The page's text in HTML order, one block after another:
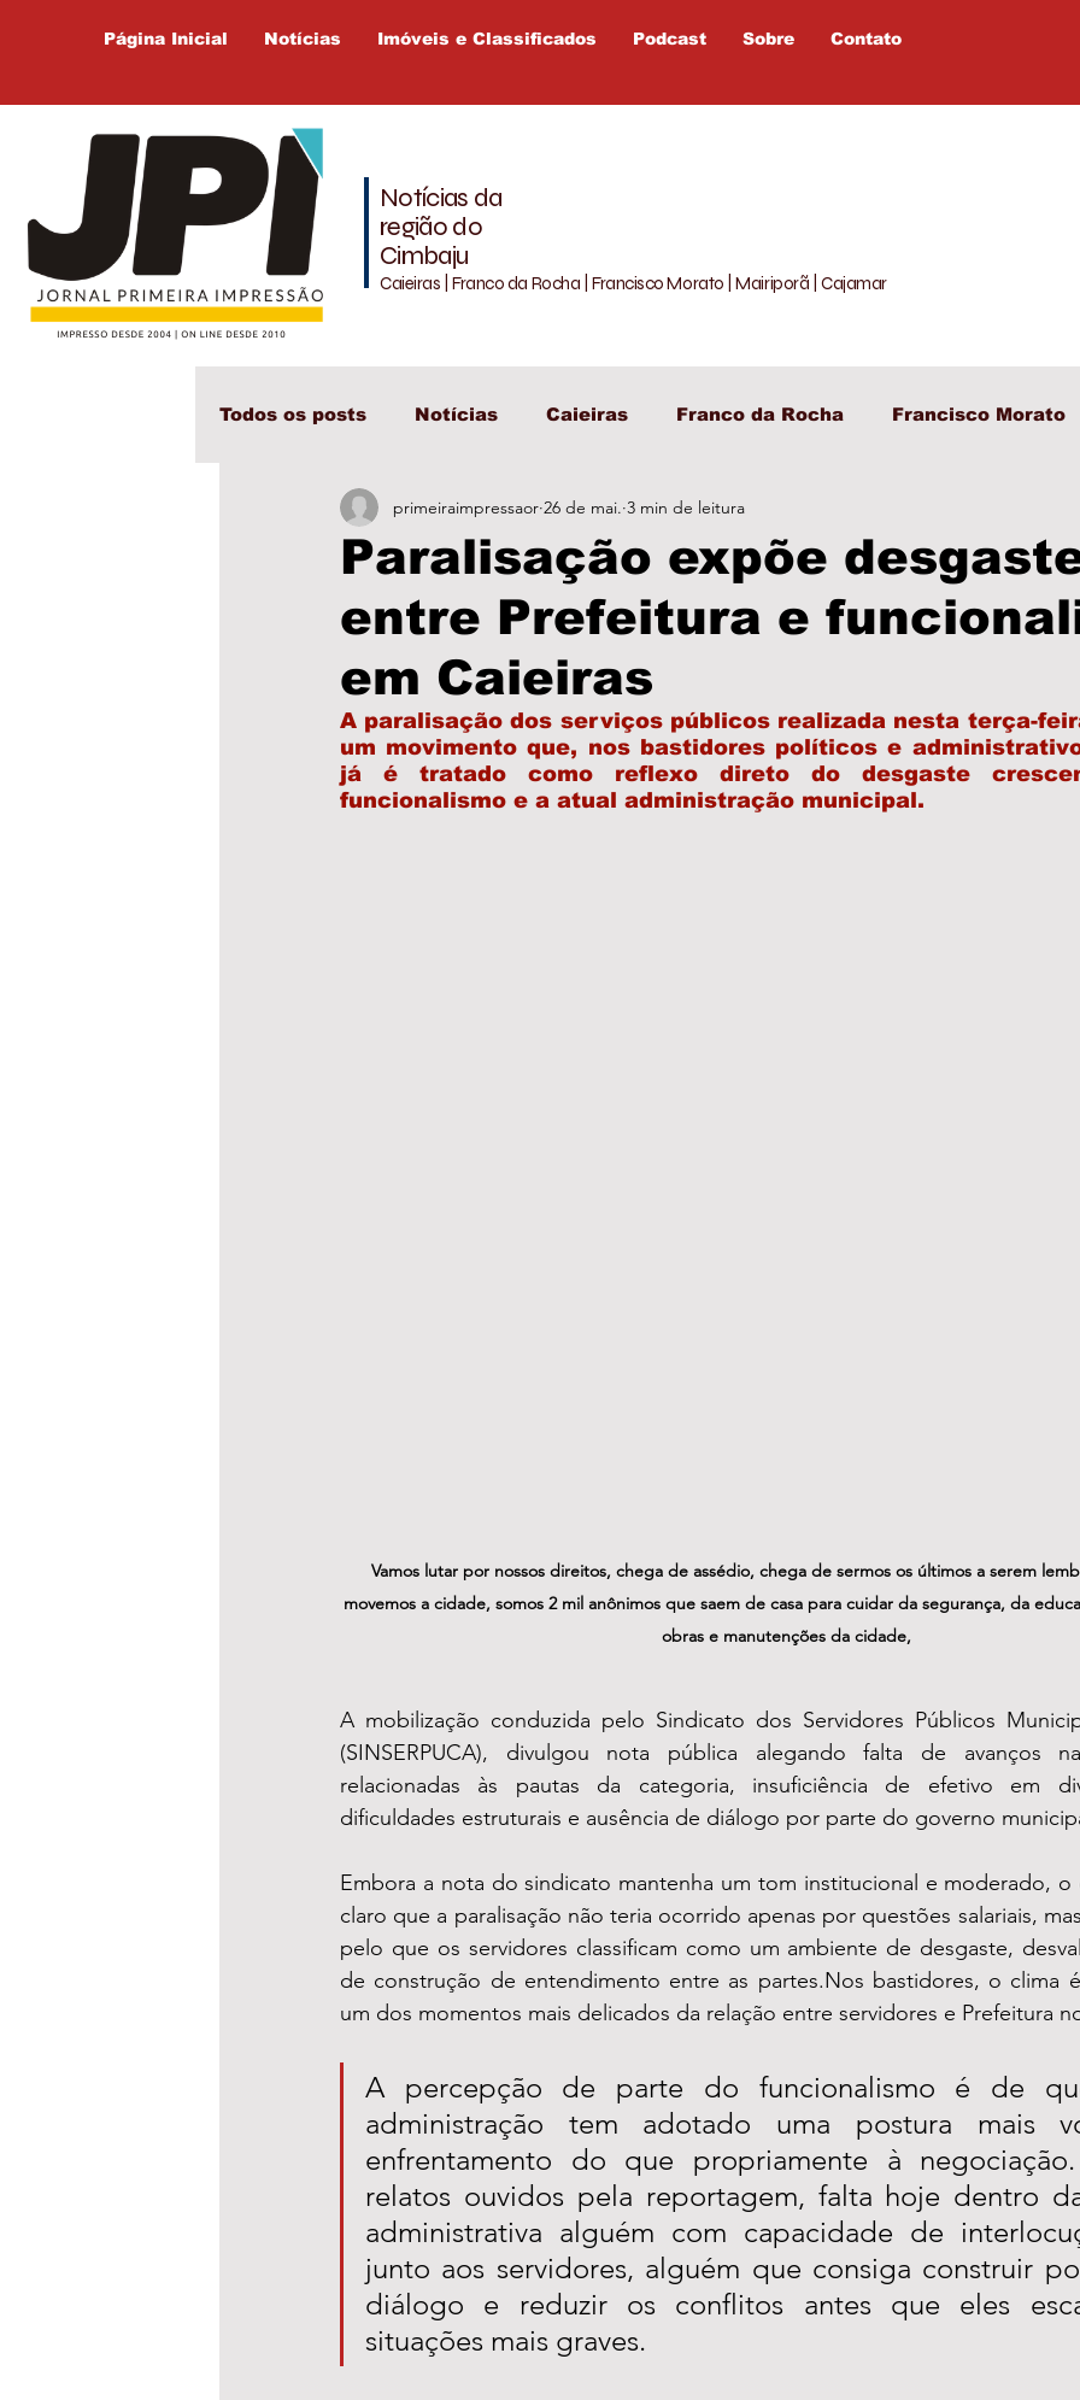
Página Inicial Notícias Imóveis e Classificados Podcast Sobre Contato
Notícias da
região do
Cimbaju
Caieiras | Franco da Rocha | Francisco Morato | Mairiporã | Cajamar
Todos os posts Notícias Caieiras Franco da Rocha Francisco Morato
Cajamar Cimbaju Legislativo Entretenimento
Educação Saúde Polícia PodCast Informe Publicitário
Obras Escolas Eleições Região
Paralisação expõe
entre Prefeitura e
em Caieiras
primeiraimpressaor 26 de mai. 3 min de leitura
A paralisação dos serviços públicos realizada nesta terça-
um movimento que, nos bastidores políticos e
já é tratado como reflexo direto do desgaste
funcionalismo e a atual administração municipal.
Vamos lutar por nossos direitos, chega de assédio, chega de sermos os últimos a serem
movemos a cidade, somos 2 mil anônimos que saem de casa para cuidar da segurança, da
obras e manutenções da cidade,
A mobilização conduzida pelo Sindicato dos Servidores Públicos
(SINSERPUCA), divulgou nota pública alegando falta de avanços
relacionadas às pautas da categoria, insuficiência de efetivo em
dificuldades estruturais e ausência de diálogo por parte do governo
Embora a nota do sindicato mantenha um tom institucional e moderado,
claro que a paralisação não teria ocorrido apenas por questões salariais,
pelo que os servidores classificam como um ambiente de desgaste,
de construção de entendimento entre as partes.Nos bastidores, o clima
um dos momentos mais delicados da relação entre servidores e Prefeitura
A percepção de parte do funcionalismo é de
administração tem adotado uma postura mais
enfrentamento do que propriamente à
relatos ouvidos pela reportagem, falta hoje dentro
administrativa alguém com capacidade de
junto aos servidores, alguém que consiga construir
diálogo e reduzir os conflitos antes que eles
situações mais graves.